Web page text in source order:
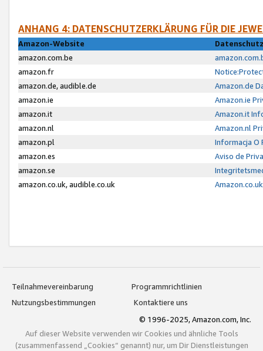
ANHANG 4: DATENSCHUTZERKLÄRUNG FÜR DIE
Amazon-Website
amazon.com.be
amazon.fr
amazon.de, audible.de
Amazon.de
amazon.ie
Amazon.ie
amazon.it
Amazon.it
amazon.nl
Amazon.nl
amazon.pl
Informacja O
amazon.es
Aviso de
amazon.se
amazon.co.uk, audible.co.uk
Teilnahmevereinbarung
Programmrichtlinien
Nutzungsbestimmungen
Kontaktiere uns
© 1996-2025, Amazon.com, Inc.
Auf dieser Website verwenden wir Cookies und ähnliche Tools
(zusammenfassend „Cookies“ genannt) nur, um Dir Dienstleistungen